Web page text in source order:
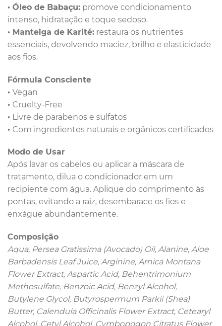
• Óleo de Babaçu: promove condicionamento
intenso, hidratação e toque sedoso.
• Manteiga de Karité: restaura os nutrientes
essenciais, devolvendo maciez, brilho e elasticidade
aos fios.
Fórmula Consciente
• Vegan
• Cruelty-Free
• Livre de parabenos e sulfatos
• Com ingredientes naturais e orgânicos certificados
Modo de Usar
Após lavar os cabelos ou aplicar a máscara de
tratamento, dilua o condicionador em um
recipiente com água. Aplique do comprimento às
pontas, evitando a raiz, desembarace os fios e
enxágue abundantemente.
Composição
Aqua, Persea Gratissima (Avocado) Oil, Alanine, Aloe
Barbadensis Leaf Juice, Arginine, Arnica Montana
Flower Extract, Aspartic Acid, Behentrimonium
Methosulfate, Benzoic Acid, Benzyl Alcohol,
Butylene Glycol, Butyrospermum Parkii (Shea)
Butter, Calendula Officinalis Flower Extract, Cetearyl
Alcohol, Cetyl Alcohol, Cymbopogon Citratus Flower